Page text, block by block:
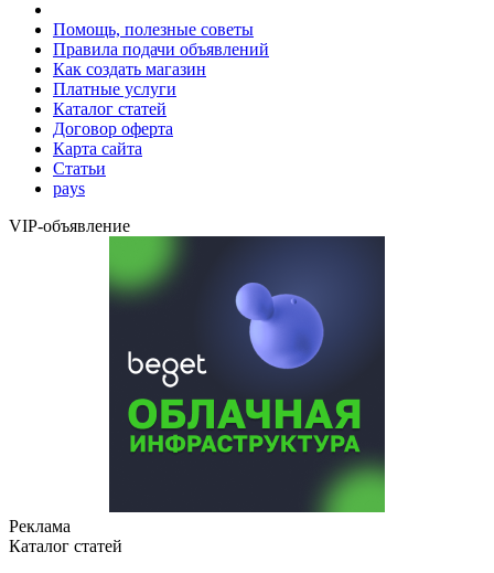
Помощь, полезные советы
Правила подачи объявлений
Как создать магазин
Платные услуги
Каталог статей
Договор оферта
Карта сайта
Статьи
pays
VIP-объявление
Реклама
Каталог статей